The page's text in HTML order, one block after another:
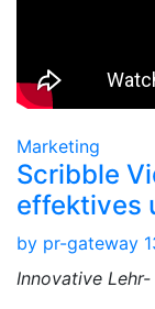
Marketing
Scribble
effektives
by pr-gateway
Innovative